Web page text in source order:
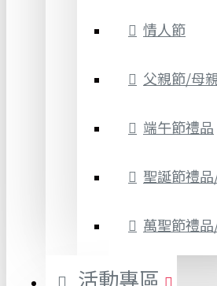
情人節
父親節/母
端午節禮品
聖誕節禮
萬聖節禮
活動專區